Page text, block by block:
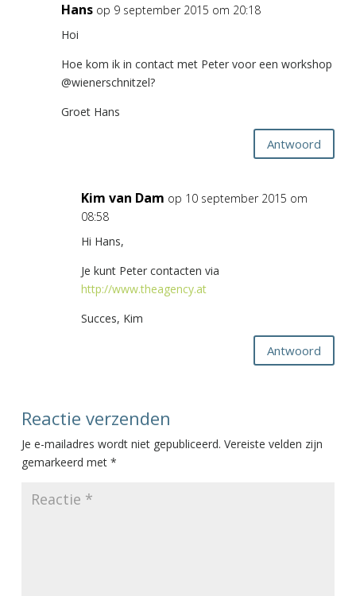
Hans op 9 september 2015 om 20:18
Hoi
Hoe kom ik in contact met Peter voor een workshop
@wienerschnitzel?
Groet Hans
Antwoord
Kim van Dam op 10 september 2015 om
08:58
Hi Hans,
Je kunt Peter contacten via
http://www.theagency.at
Succes, Kim
Antwoord
Reactie verzenden
Je e-mailadres wordt niet gepubliceerd. Vereiste velden zijn
gemarkeerd met *